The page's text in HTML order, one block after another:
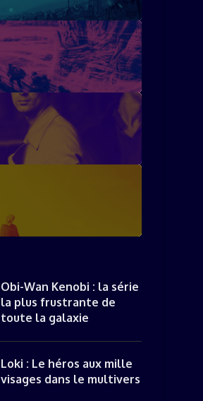
Obi-Wan Kenobi : la série
la plus frustrante de
toute la galaxie
Loki : Le héros aux mille
visages dans le multivers